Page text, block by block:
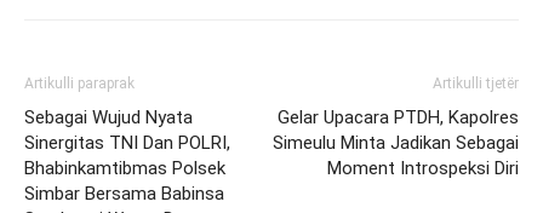
Artikulli paraprak
Sebagai Wujud Nyata
Sinergitas TNI Dan POLRI,
Bhabinkamtibmas Polsek
Simbar Bersama Babinsa
Artikulli tjetër
Gelar Upacara PTDH, Kapolres
Simeulu Minta Jadikan Sebagai
Moment Introspeksi Diri